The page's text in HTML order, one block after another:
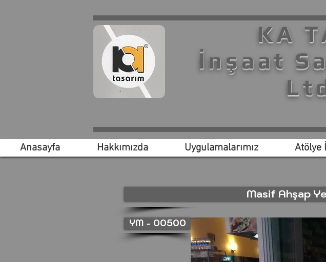
KA
İnşaat
Anasayfa Hakkımızda Uygulamalarımız Atölye
Masif Ahşap
YM - 00500